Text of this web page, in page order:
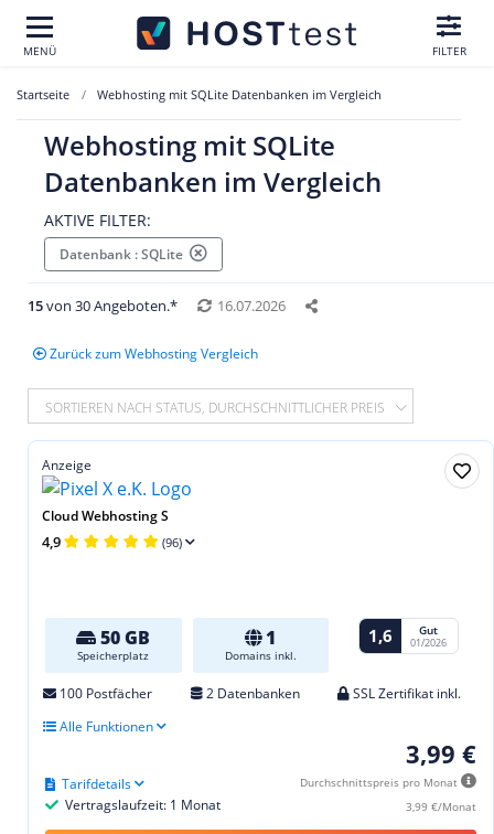
MENÜ FILTER
Startseite Webhosting mit SQLite Datenbanken im Vergleich
Webhosting mit SQLite
Datenbanken im Vergleich
AKTIVE FILTER:
Datenbank : SQLite
15von 30 Angeboten.* 16.07.2026
Zurück zum Webhosting Vergleich
SORTIEREN NACH STATUS, DURCHSCHNITTLICHER PREIS
Anzeige
Cloud Webhosting S
4,9 (96)
50 GB
Speicherplatz
1
Domains inkl.
1,6 Gut
01/2026
100 Postfächer 2 Datenbanken
SSL Zertifikat inkl.
Alle Funktionen
3,99 €
Durchschnittspreis pro Monat
3,99 €/Monat
Vertragslaufzeit: 1 Monat
Tarifdetails